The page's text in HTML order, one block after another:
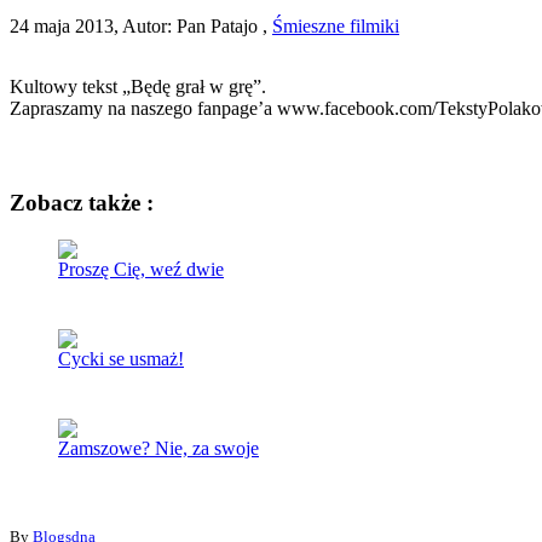
24 maja 2013, Autor: Pan Patajo , Śmieszne filmiki
Kultowy tekst „Będę grał w grę”.
Zapraszamy na naszego fanpage’a www.facebook.com/
Zobacz także :
Proszę Cię, weź dwie
Cycki se usmaż!
Zamszowe? Nie, za swoje
By Blogsdna